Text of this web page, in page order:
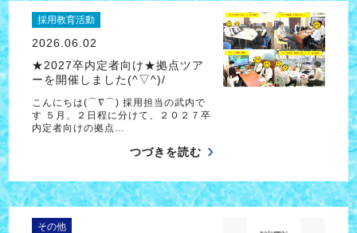
採用教育活動
2026.06.02
★2027卒内定者向け★拠点ツア
ーを開催しました(^▽^)/
こんにちは(⌒∇⌒) 採用担当の武内で
す ５月、２日程に分けて、２０２７卒
内定者向けの拠点…
つづきを読む
その他